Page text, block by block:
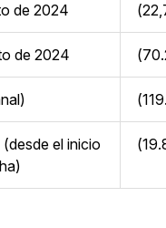
de 2024
de 2024
el inicio